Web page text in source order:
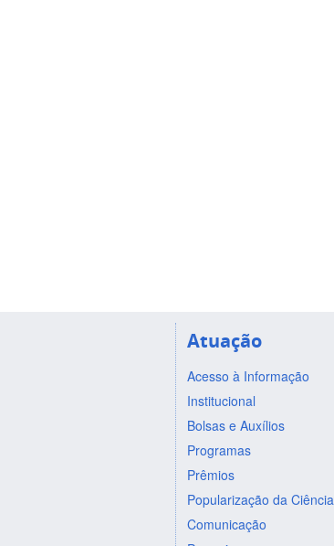
Atuação
Acesso à Informação
Institucional
Bolsas e Auxílios
Programas
Prêmios
Popularização da Ciência
Comunicação